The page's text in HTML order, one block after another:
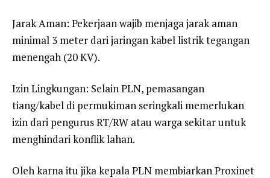
Jarak Aman: Pekerjaan wajib menjaga jarak aman
minimal 3 meter dari jaringan kabel listrik tegangan
menengah (20 KV).
Izin Lingkungan: Selain PLN, pemasangan
tiang/kabel di permukiman seringkali memerlukan
izin dari pengurus RT/RW atau warga sekitar untuk
menghindari konflik lahan.
Oleh karna itu jika kepala PLN membiarkan Proxinet